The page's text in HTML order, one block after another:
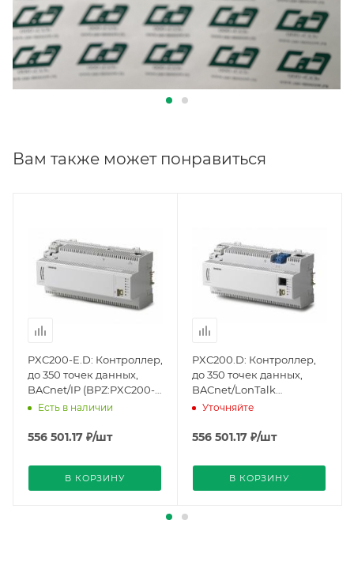
Вам также может понравиться
PXC200-E.D: Контроллер,
до 350 точек данных,
BACnet/IP (BPZ:PXC200-
E.D), Siemens
Есть в наличии
556 501.17 ₽/шт
В КОРЗИНУ
PXC200.D: Контроллер,
до 350 точек данных,
BACnet/LonTalk
(BPZ:PXC200.D), Siemens
Уточняйте
556 501.17 ₽/шт
В КОРЗИНУ